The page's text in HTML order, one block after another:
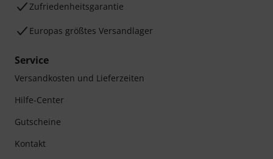
Zufriedenheitsgarantie
Europas größtes Versandlager
Service
Versandkosten und Lieferzeiten
Hilfe-Center
Gutscheine
Kontakt